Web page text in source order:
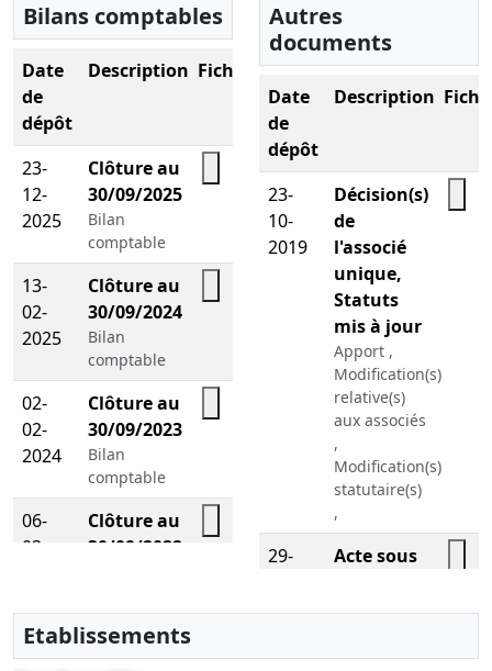
Bilans comptables
Date
de
dépôt
Description Fichier
23-
12-
2025
Clôture au
30/09/2025
Bilan
comptable
13-
02-
2025
Clôture au
30/09/2024
Bilan
comptable
02-
02-
2024
Clôture au
30/09/2023
Bilan
comptable
06-
03-
Clôture au
30/09/2022
06-
03-
Clôture au
30/09/2021
Autres
documents
Date
de
dépôt
Description
23-
10-
2019
Décision(s)
de
l'associé
unique,
Statuts
mis à jour
Apport ,
Modification(s)
relative(s)
aux associés
,
Modification(s)
statutaire(s)
,
29-
2015
Acte sous
privé,
de dépôt
Etablissements